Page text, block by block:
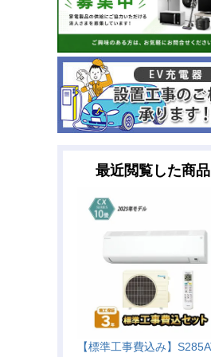
最近閲覧した商品
【標準工事費込み】